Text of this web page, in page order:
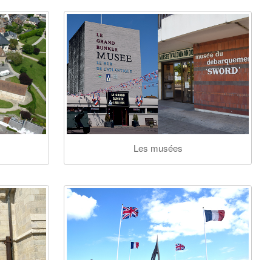
Les musées